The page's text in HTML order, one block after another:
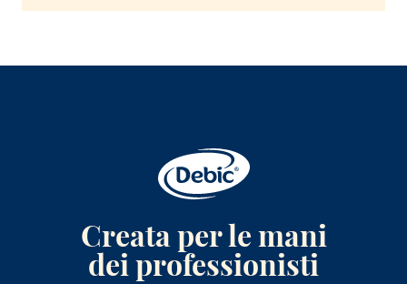
Creata per le mani
dei professionisti